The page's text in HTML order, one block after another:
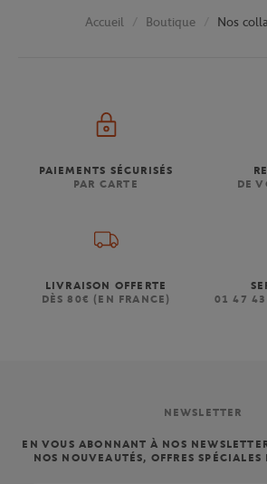
Accueil Boutique Nos
PAIEMENTS SÉCURISÉS
PAR CARTE
DE
LIVRAISON OFFERTE
DÈS 80€ (EN FRANCE)
01 47 43
NEWSLETTER
EN VOUS ABONNANT À NOS
NOS NOUVEAUTÉS, OFFRES